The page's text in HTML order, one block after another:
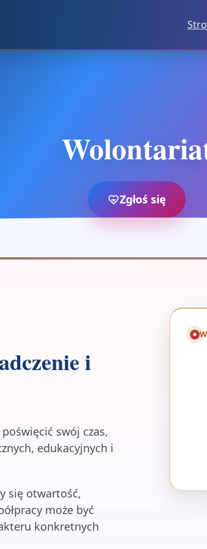
Zgłoś się
i
swój czas,
edukacyjnych i
się otwartość,
może być
konkretnych